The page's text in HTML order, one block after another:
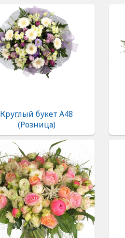
Круглый букет А48
(Розница)